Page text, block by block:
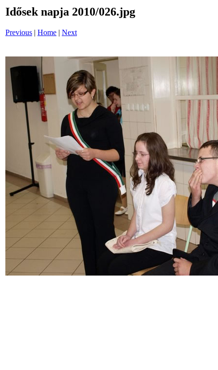
Idősek napja 2010/026.jpg
Previous | Home | Next